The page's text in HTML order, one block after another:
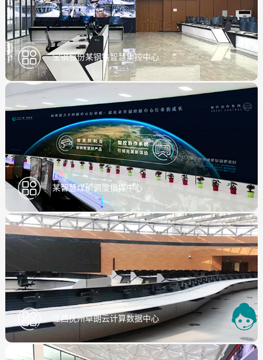
宝钢股份某钢铁智慧集控中心
某智慧煤矿调度指挥中心
江西抚州卓朗云计算数据中心